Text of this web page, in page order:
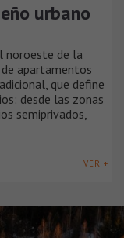
urbano
noroeste de la
apartamentos
que define
desde las zonas
semiprivados,
VER +